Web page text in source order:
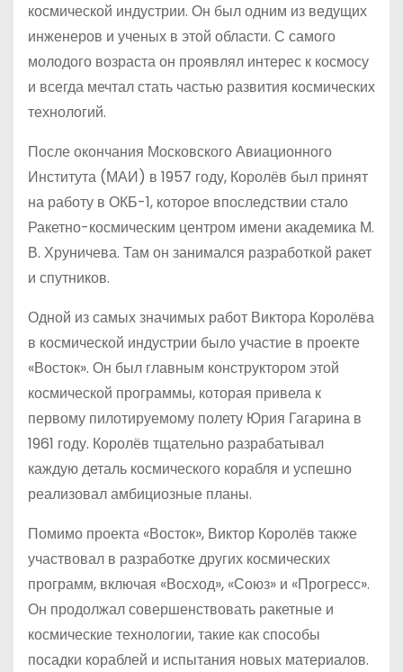
космической индустрии. Он был одним из ведущих
инженеров и ученых в этой области. С самого
молодого возраста он проявлял интерес к космосу
и всегда мечтал стать частью развития космических
технологий.
После окончания Московского Авиационного
Института (МАИ) в 1957 году, Королёв был принят
на работу в ОКБ-1, которое впоследствии стало
Ракетно-космическим центром имени академика М.
В. Хруничева. Там он занимался разработкой ракет
и спутников.
Одной из самых значимых работ Виктора Королёва
в космической индустрии было участие в проекте
«Восток». Он был главным конструктором этой
космической программы, которая привела к
первому пилотируемому полету Юрия Гагарина в
1961 году. Королёв тщательно разрабатывал
каждую деталь космического корабля и успешно
реализовал амбициозные планы.
Помимо проекта «Восток», Виктор Королёв также
участвовал в разработке других космических
программ, включая «Восход», «Союз» и «Прогресс».
Он продолжал совершенствовать ракетные и
космические технологии, такие как способы
посадки кораблей и испытания новых материалов.